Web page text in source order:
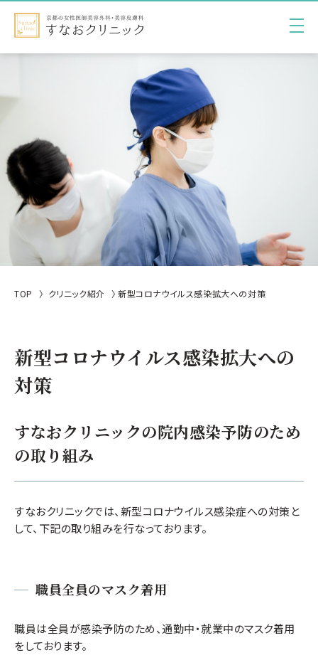
TOP クリニック紹介 新型コロナウイルス感染拡大への対策
新型コロナウイルス感染拡大への
対策
すなおクリニックの院内感染予防のため
の取り組み
すなおクリニックでは、新型コロナウイルス感染症への対策と
して、下記の取り組みを行なっております。
職員全員のマスク着用
職員は全員が感染予防のため、通勤中・就業中のマスク着用
をしております。